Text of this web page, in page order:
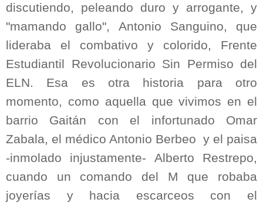
discutiendo, peleando duro y arrogante, y
"mamando gallo", Antonio Sanguino, que
lideraba el combativo y colorido, Frente
Estudiantil Revolucionario Sin Permiso del
ELN. Esa es otra historia para otro
momento, como aquella que vivimos en el
barrio Gaitán con el infortunado Omar
Zabala, el médico Antonio Berbeo y el paisa
-inmolado injustamente- Alberto Restrepo,
cuando un comando del M que robaba
joyerías y hacia escarceos con el